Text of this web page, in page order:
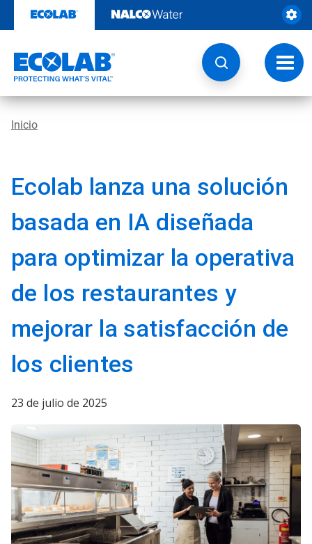
contenido
de
Inicio
Ecolab lanza una solución
basada en IA diseñada
para optimizar la operativa
de los restaurantes y
mejorar la satisfacción de
los clientes
23 de julio de 2025